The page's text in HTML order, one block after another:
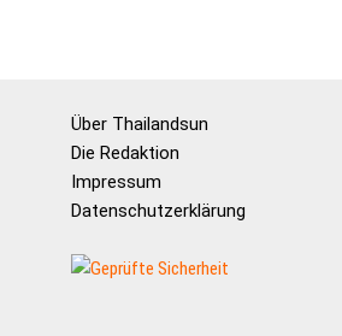
Über Thailandsun
Die Redaktion
Impressum
Datenschutzerklärung